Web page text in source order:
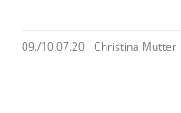
09./10.07.20 Christina Mutter